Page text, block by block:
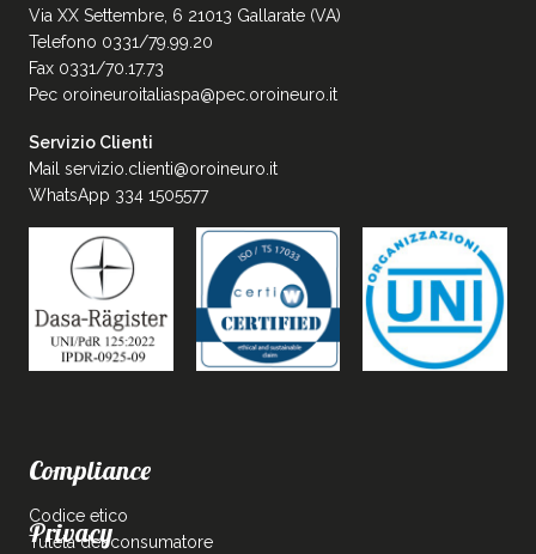
Via XX Settembre, 6 21013 Gallarate (VA)
Telefono 0331/79.99.20
Fax 0331/70.17.73
Pec oroineuroitaliaspa@pec.oroineuro.it
Servizio Clienti
Mail servizio.clienti@oroineuro.it
WhatsApp 334 1505577
Compliance
Codice etico
Tutela del consumatore
Privacy